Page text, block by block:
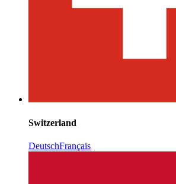
Switzerland
DeutschFrançais